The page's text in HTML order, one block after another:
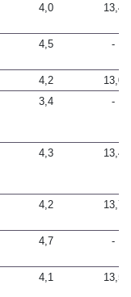
4,0 13,4
4,5 -
4,2
13,0
3,4 -
4,3 13,4
4,2 13,7
4,7 -
4,1 13,5